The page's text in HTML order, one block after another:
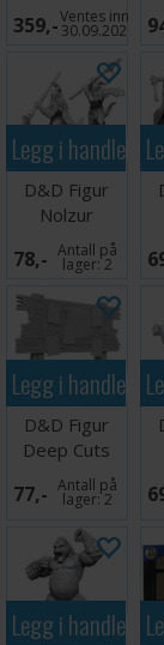
Summer
Wood 15cm
359,-Ventes inn
30.09.2026
Legg i
D&D Figur
Nolzur
Bearded
Devils
78,- Antall på
lager:2
Legg i
D&D Figur
Deep Cuts
Bounty Board
77,- Antall på
lager:2
Legg i